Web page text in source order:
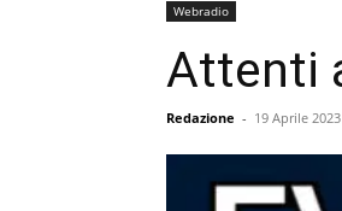
Webradio
Attenti
Redazione - 19 Aprile 2023